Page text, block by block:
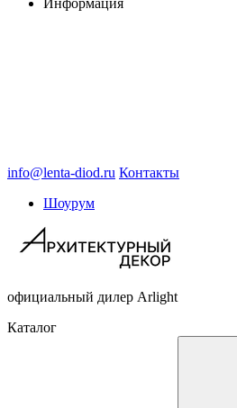
Информация
info@lenta-diod.ru Контакты
Шоурум
официальный дилер Arlight
Каталог